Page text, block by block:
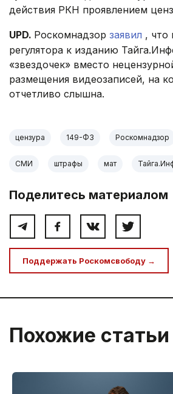
действия РКН проявлением
UPD. Роскомнадзор заявил , что
регулятора к изданию
«звездочек» вместо
размещения видеозаписей, на
отчетливо слышна.
цензура 149-ФЗ Роскомнадзор
СМИ штрафы мат
Поделитесь материалом
Поддержать Роскомсвободу →
Похожие статьи